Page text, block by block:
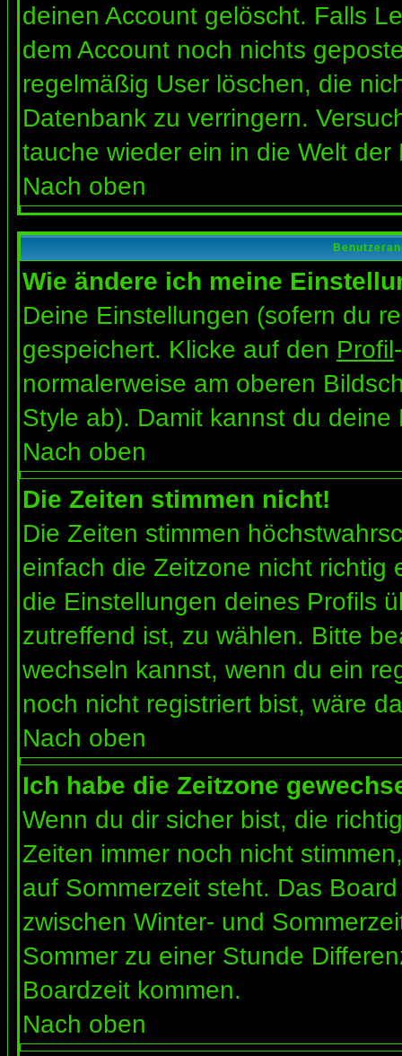
deinen Account gelöscht. Falls
dem Account noch nichts
regelmäßig User löschen, die
Datenbank zu verringern.
tauche wieder ein in die Welt der
Nach oben
Wie ändere ich meine
Deine Einstellungen (sofern du
gespeichert. Klicke auf den Profil
normalerweise am oberen
Style ab). Damit kannst du
Nach oben
Die Zeiten stimmen nicht!
Die Zeiten stimmen
einfach die Zeitzone nicht richtig
die Einstellungen deines Profils
zutreffend ist, zu wählen. Bitte
wechseln kannst, wenn du ein
noch nicht registriert bist, wäre
Nach oben
Ich habe die Zeitzone
Wenn du dir sicher bist, die
Zeiten immer noch nicht
auf Sommerzeit steht. Das
zwischen Winter- und
Sommer zu einer Stunde
Boardzeit kommen.
Nach oben